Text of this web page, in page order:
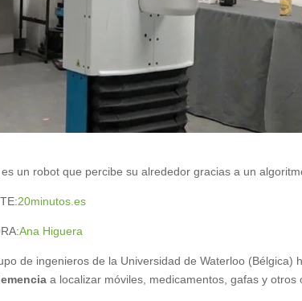
un robot que percibe su alrededor gracias a un
20minutos.es
Ana Higuera
de ingenieros de la Universidad de Waterloo
a localizar móviles, medicamentos, gafas y